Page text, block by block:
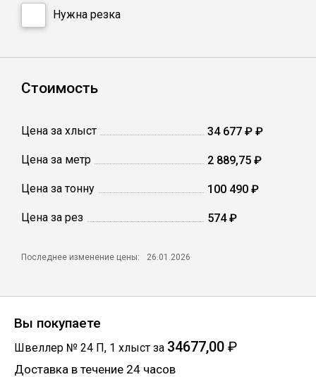
Нужна резка
Стоимость
Цена за хлыст 34 677 ₽ ₽
Цена за метр 2 889,75 ₽
Цена за тонну 100 490 ₽
Цена за рез 574 ₽
Последнее изменение цены: 26.01.2026
Вы покупаете
Швеллер № 24 П, 1 хлыст за 34677,00 ₽
Доставка в течение 24 часов